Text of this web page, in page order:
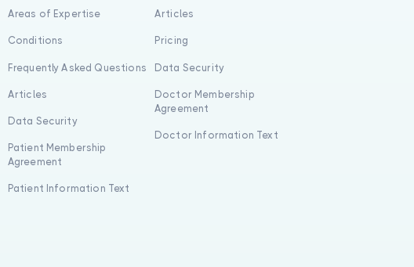
Areas of Expertise
Conditions
Frequently Asked Questions
Articles
Data Security
Patient Membership
Agreement
Patient Information Text
Articles
Pricing
Data Security
Doctor Membership
Agreement
Doctor Information Text